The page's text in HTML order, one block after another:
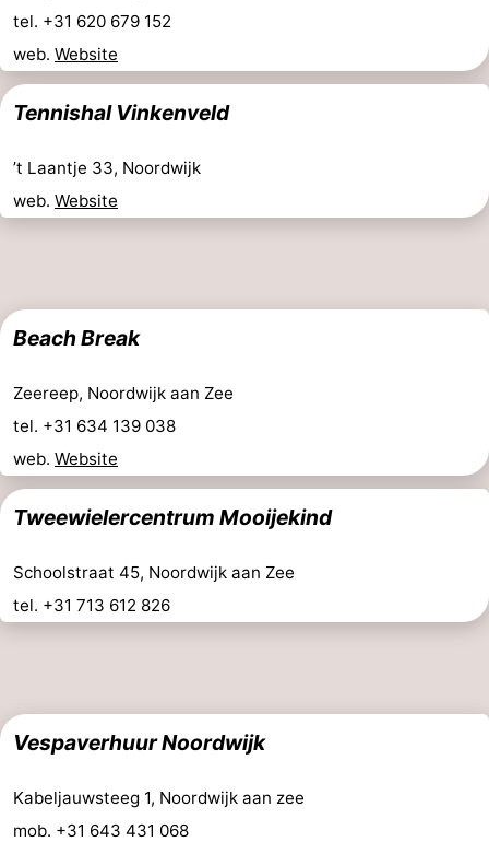
tel. +31 620 679 152
web. Website
Tennishal Vinkenveld
’t Laantje 33, Noordwijk
web. Website
Beach Break
Zeereep, Noordwijk aan Zee
tel. +31 634 139 038
web. Website
Tweewielercentrum Mooijekind
Schoolstraat 45, Noordwijk aan Zee
tel. +31 713 612 826
Vespaverhuur Noordwijk
Kabeljauwsteeg 1, Noordwijk aan zee
mob. +31 643 431 068